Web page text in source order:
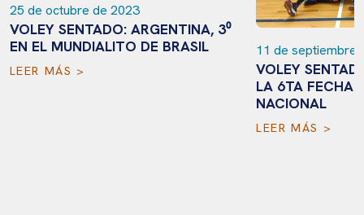
25 de octubre de 2023
VOLEY SENTADO: ARGENTINA, 3⁰
EN EL MUNDIALITO DE BRASIL
LEER MÁS >
11 de septiembre
VOLEY
LA 6TA FECHA
NACIONAL
LEER MÁS >